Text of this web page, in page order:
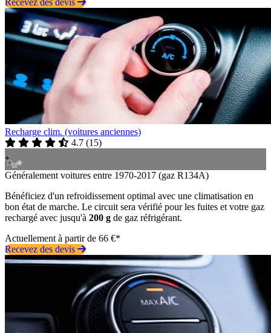
Recharge clim. (voitures anciennes)
4.7 (15)
Généralement voitures entre 1970-2017 (gaz R134A)
Bénéficiez d'un refroidissement optimal avec une climatisation en
bon état de marche. Le circuit sera vérifié pour les fuites et votre gaz
rechargé avec jusqu'à 200 g de gaz réfrigérant.
Actuellement à partir de 66 €*
Recevez des devis